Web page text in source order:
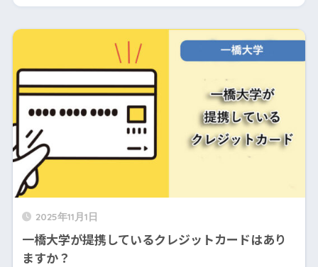
2025年11月1日
一橋大学が提携しているクレジットカードはあり
ますか？